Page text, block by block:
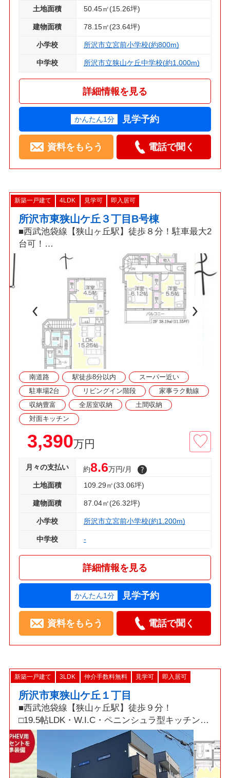
土地面積 50.45㎡(15.26坪)
建物面積 78.15㎡(23.64坪)
小学校 所沢市立宮前小学校(約800m)
中学校 所沢市立狭山ケ丘中学校(約1,000m)
詳細情報を見る
かんたん1分 見学予約
資料をもらう 電話で聞く
新築一戸建て 4LDK 見学可 即入居可
所沢市東狭山ケ丘３丁目B号棟
■西武池袋線【狭山ヶ丘駅】徒歩８分！駐車最大2
台可！
□4LDK・15.2帖LDK・土間収納・南面バルコニ
■耐震等級３！「設計＋建設」住宅性能評価取
□資料請求・見学予約などお気軽にご利用くださ
南道路 駅徒歩8分以内
スーパー近い
駐車場2台
リビングイン階段
家事ラク動線
収納豊富
全居室収納
土間収納
対面キッチン
3,390万円
月々の支払い 約8.6万円/月
土地面積 109.29㎡(33.06坪)
建物面積 87.04㎡(26.32坪)
小学校 所沢市立宮前小学校(約1,200m)
中学校 -
詳細情報を見る
かんたん1分 見学予約
資料をもらう 電話で聞く
新築一戸建て 3LDK 仲介手数料無料 見学可 即入居可
所沢市東狭山ケ丘１丁目
■西武池袋線【狭山ヶ丘駅】徒歩９分！
□19.5帖LDK・W.I.C・ペニンシュラ型キッチン！
■耐震等級3！制震ダンパー採用！
□資料請求・見学予約などお気軽にご利用くださ
い